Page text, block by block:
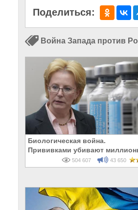
Поделиться:
Война Запада против
Биологическая война.
Прививками убивают
504 607 43 650